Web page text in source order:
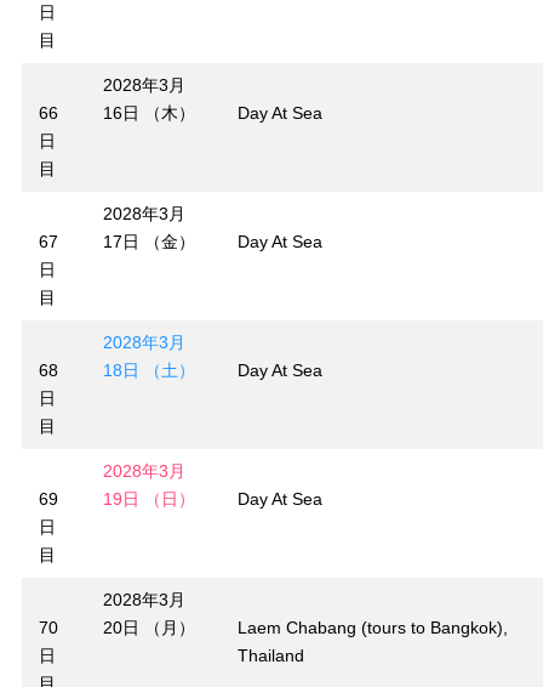
日
目
66
日
目
2028年3月
16日 （木）
Day At Sea
67
日
目
2028年3月
17日 （金）
Day At Sea
68
日
目
2028年3月
18日 （土）
Day At Sea
69
日
目
2028年3月
19日 （日）
Day At Sea
70
日
2028年3月
20日 （月）
Laem Chabang (tours to Bangkok),
Thailand